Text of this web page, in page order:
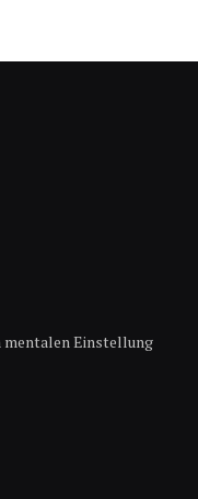
mentalen Einstellung